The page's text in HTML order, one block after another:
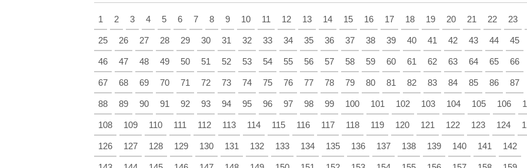
1 2 3 4 5 6 7 8 9 10 11 12 13 14 15 16 17 18 19 20 21 22 23
25 26 27 28 29 30 31 32 33 34 35 36 37 38 39 40 41 42 43 44 45
46 47 48 49 50 51 52 53 54 55 56 57 58 59 60 61 62 63 64 65 66
67 68 69 70 71 72 73 74 75 76 77 78 79 80 81 82 83 84 85 86 87
88 89 90 91 92 93 94 95 96 97 98 99 100 101 102 103 104 105 106
108 109 110 111 112 113 114 115 116 117 118 119 120 121 122 123 124
126 127 128 129 130 131 132 133 134 135 136 137 138 139 140 141 142